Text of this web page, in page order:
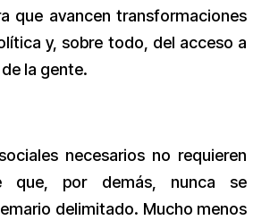
que avancen transformaciones
y, sobre todo, del acceso a
la gente.
necesarios no requieren
que, por demás, nunca se
delimitado. Mucho menos